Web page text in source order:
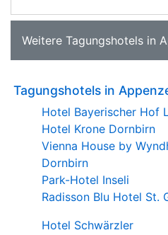
Weitere Tagungshotels in
Tagungshotels in
Hotel Bayerischer Hof
Hotel Krone Dornbirn
Vienna House by
Dornbirn
Park-Hotel Inseli
Radisson Blu Hotel St.
Hotel Schwärzler